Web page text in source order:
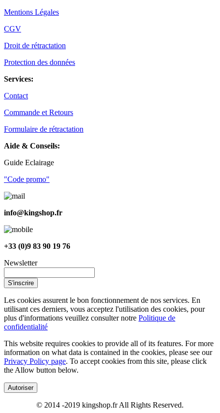
Mentions Légales
CGV
Droit de rétractation
Protection des données
Services:
Contact
Commande et Retours
Formulaire de rétractation
Aide & Conseils:
Guide Eclairage
"Code promo"
info@kingshop.fr
+33 (0)9 83 90 19 76
Newsletter
S'inscrire
Les cookies assurent le bon fonctionnement de nos services. En
utilisant ces derniers, vous acceptez l'utilisation des cookies, pour
plus d'informations veuillez consulter notre Politique de
confidentialité
This website requires cookies to provide all of its features. For more
information on what data is contained in the cookies, please see our
Privacy Policy page. To accept cookies from this site, please click
the Allow button below.
Autoriser
© 2014 -2019 kingshop.fr All Rights Reserved.